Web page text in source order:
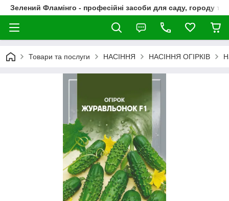
Зелений Фламінго - професійні засоби для саду, городу та
Товари та послуги НАСІННЯ НАСІННЯ ОГІРКІВ